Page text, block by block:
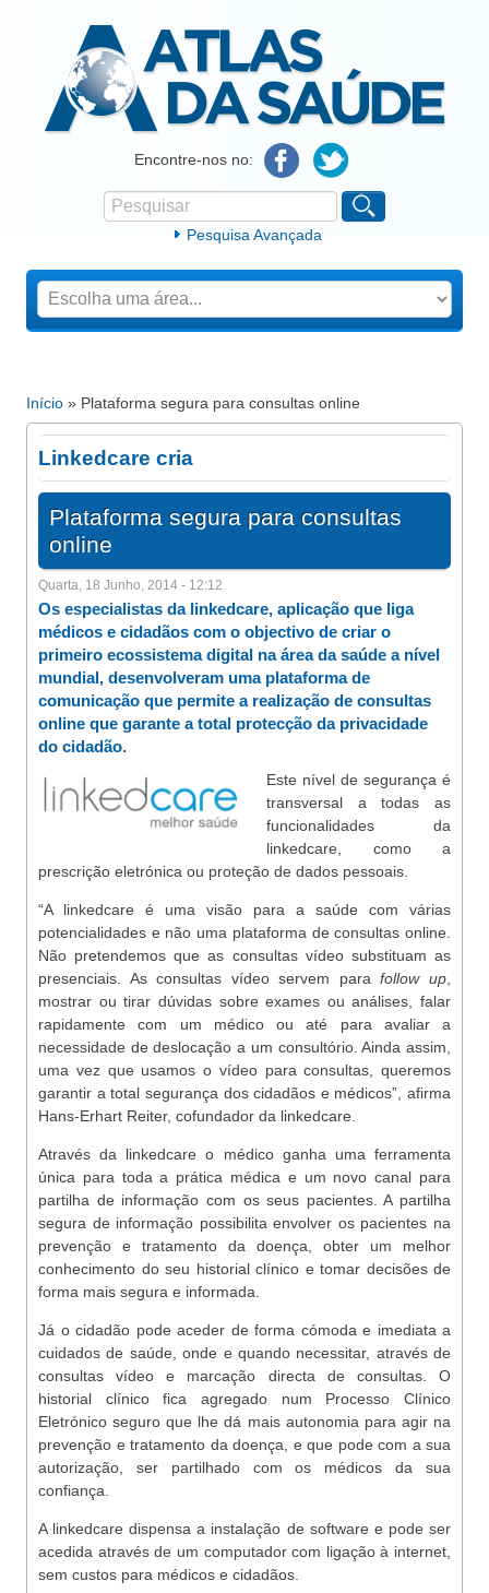
Atlas da SaúdeEncontre-nos no:
Formulário de procura
Pesquisar
Pesquisa Avançada
Está aqui
Início » Plataforma segura para consultas online
Linkedcare cria
Plataforma segura para consultas
online
Quarta, 18 Junho, 2014 - 12:12
Os especialistas da linkedcare, aplicação que liga
médicos e cidadãos com o objectivo de criar o
primeiro ecossistema digital na área da saúde a nível
mundial, desenvolveram uma plataforma de
comunicação que permite a realização de consultas
online que garante a total protecção da privacidade
do cidadão.
Este nível de segurança é
transversal a todas as
funcionalidades da
linkedcare, como a
prescrição eletrónica ou proteção de dados pessoais.
“A linkedcare é uma visão para a saúde com várias
potencialidades e não uma plataforma de consultas online.
Não pretendemos que as consultas vídeo substituam as
presenciais. As consultas vídeo servem parafollow up
mostrar ou tirar dúvidas sobre exames ou análises, falar
rapidamente com um médico ou até para avaliar a
necessidade de deslocação a um consultório. Ainda assim,
uma vez que usamos o vídeo para consultas, queremos
garantir a total segurança dos cidadãos e médicos”, afirma
Hans-Erhart Reiter, cofundador da linkedcare.
Através da linkedcare o médico ganha uma ferramenta
única para toda a prática médica e um novo canal para
partilha de informação com os seus pacientes. A partilha
segura de informação possibilita envolver os pacientes na
prevenção e tratamento da doença, obter um melhor
conhecimento do seu historial clínico e tomar decisões de
forma mais segura e informada.
Já o cidadão pode aceder de forma cómoda e imediata a
cuidados de saúde, onde e quando necessitar, através de
consultas vídeo e marcação directa de consultas. O
historial clínico fica agregado num Processo Clínico
Eletrónico seguro que lhe dá mais autonomia para agir na
prevenção e tratamento da doença, e que pode com a sua
autorização, ser partilhado com os médicos da sua
confiança.
A linkedcare dispensa a instalação de software e pode ser
acedida através de um computador com ligação à internet,
sem custos para médicos e cidadãos.